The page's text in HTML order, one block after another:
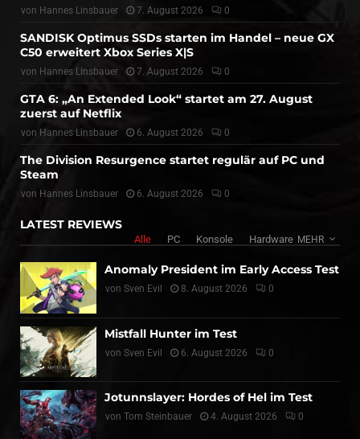
von Hannes Linsbauer 7. August 2026 0
SANDISK Optimus SSDs starten im Handel – neue GX
C50 erweitert Xbox Series X|S
von Hannes Linsbauer 7. August 2026 0
GTA 6: „An Extended Look“ startet am 27. August
zuerst auf Netflix
von Hannes Linsbauer 6. August 2026 0
The Division Resurgence startet regulär auf PC und
Steam
von Hannes Linsbauer 6. August 2026 0
LATEST REVIEWS
Alle PC Konsole Hardware MEHR
Anomaly President im Early Access Test
von Sven Evil 8. August 2026 0
Mistfall Hunter im Test
von Sven Evil 6. August 2026 0
Jotunnslayer: Hordes of Hel im Test
von Tom Steinbauer 4. August 2026 0